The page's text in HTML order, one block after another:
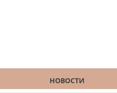
НОВОСТИ